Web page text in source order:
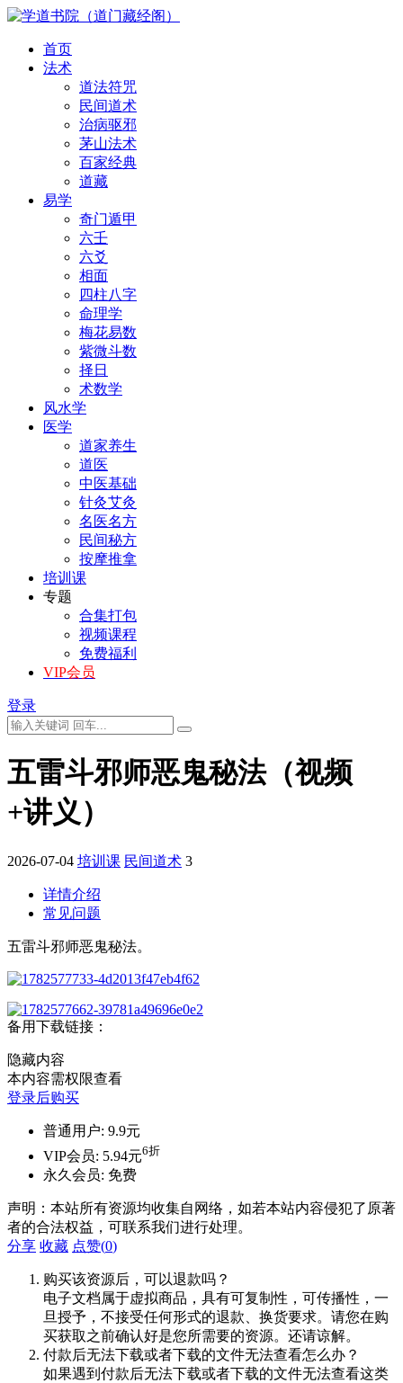
首页
法术
道法符咒
民间道术
治病驱邪
茅山法术
百家经典
道藏
易学
奇门遁甲
六壬
六爻
相面
四柱八字
命理学
梅花易数
紫微斗数
择日
术数学
风水学
医学
道家养生
道医
中医基础
针灸艾灸
名医名方
民间秘方
按摩推拿
培训课
专题
合集打包
视频课程
免费福利
VIP会员
登录
五雷斗邪师恶鬼秘法（视频
+讲义）
2026-07-04 培训课 民间道术 3
详情介绍
常见问题
五雷斗邪师恶鬼秘法。
备用下载链接：
隐藏内容
本内容需权限查看
登录后购买
普通用户: 9.9元
VIP会员: 5.94元6折
永久会员: 免费
声明：本站所有资源均收集自网络，如若本站内容侵犯了原著
者的合法权益，可联系我们进行处理。
分享 收藏 点赞(0)
购买该资源后，可以退款吗？
电子文档属于虚拟商品，具有可复制性，可传播性，一
旦授予，不接受任何形式的退款、换货要求。请您在购
买获取之前确认好是您所需要的资源。还请谅解。
付款后无法下载或者下载的文件无法查看怎么办？
如果遇到付款后无法下载或者下载的文件无法查看这类